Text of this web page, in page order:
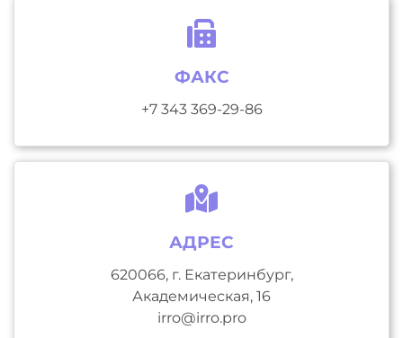
ФАКС
+7 343 369-29-86
АДРЕС
620066, г. Екатеринбург,
Академическая, 16
irro@irro.pro